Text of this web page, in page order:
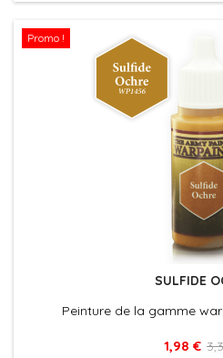
Promo !
SULFIDE
Peinture de la gamme
1,98 €